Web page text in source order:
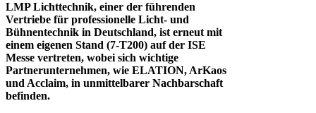
LMP Lichttechnik, einer der führenden
Vertriebe für professionelle Licht- und
Bühnentechnik in Deutschland, ist erneut mit
einem eigenen Stand (7-T200) auf der ISE
Messe vertreten, wobei sich wichtige
Partnerunternehmen, wie ELATION, ArKaos
und Acclaim, in unmittelbarer Nachbarschaft
befinden.